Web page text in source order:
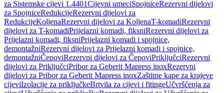
za Sistemske cijevi 1.4401Cijevni umeciSpojniceRezervni dijelovi
za SpojniceRedukcijeRezervni dijelovi za
RedukcijeKoljenaRezervni dijelovi za KoljenaT-komadiRezervni
dijelovi za T-komadiPrijelazni komadi, fiksniRezervni dijelovi za
Prijelazni komadi, fiksniPrijelazni komadi i spojnice,
demontažniRezervni dijelovi za Prijelazni komadi i spojnice,
demontažniČepoviRezervni dijelovi za ČepoviPriključciRezervni
dijelovi za PriključciPribor za Geberit Mapress inoxRezervni
dijelovi za Pribor za Geberit Mapress inoxZaštitne kape za krajeve
cijeviIzolacije za priključkeBrtvila za cijevi i fitingeUčvršćenja za